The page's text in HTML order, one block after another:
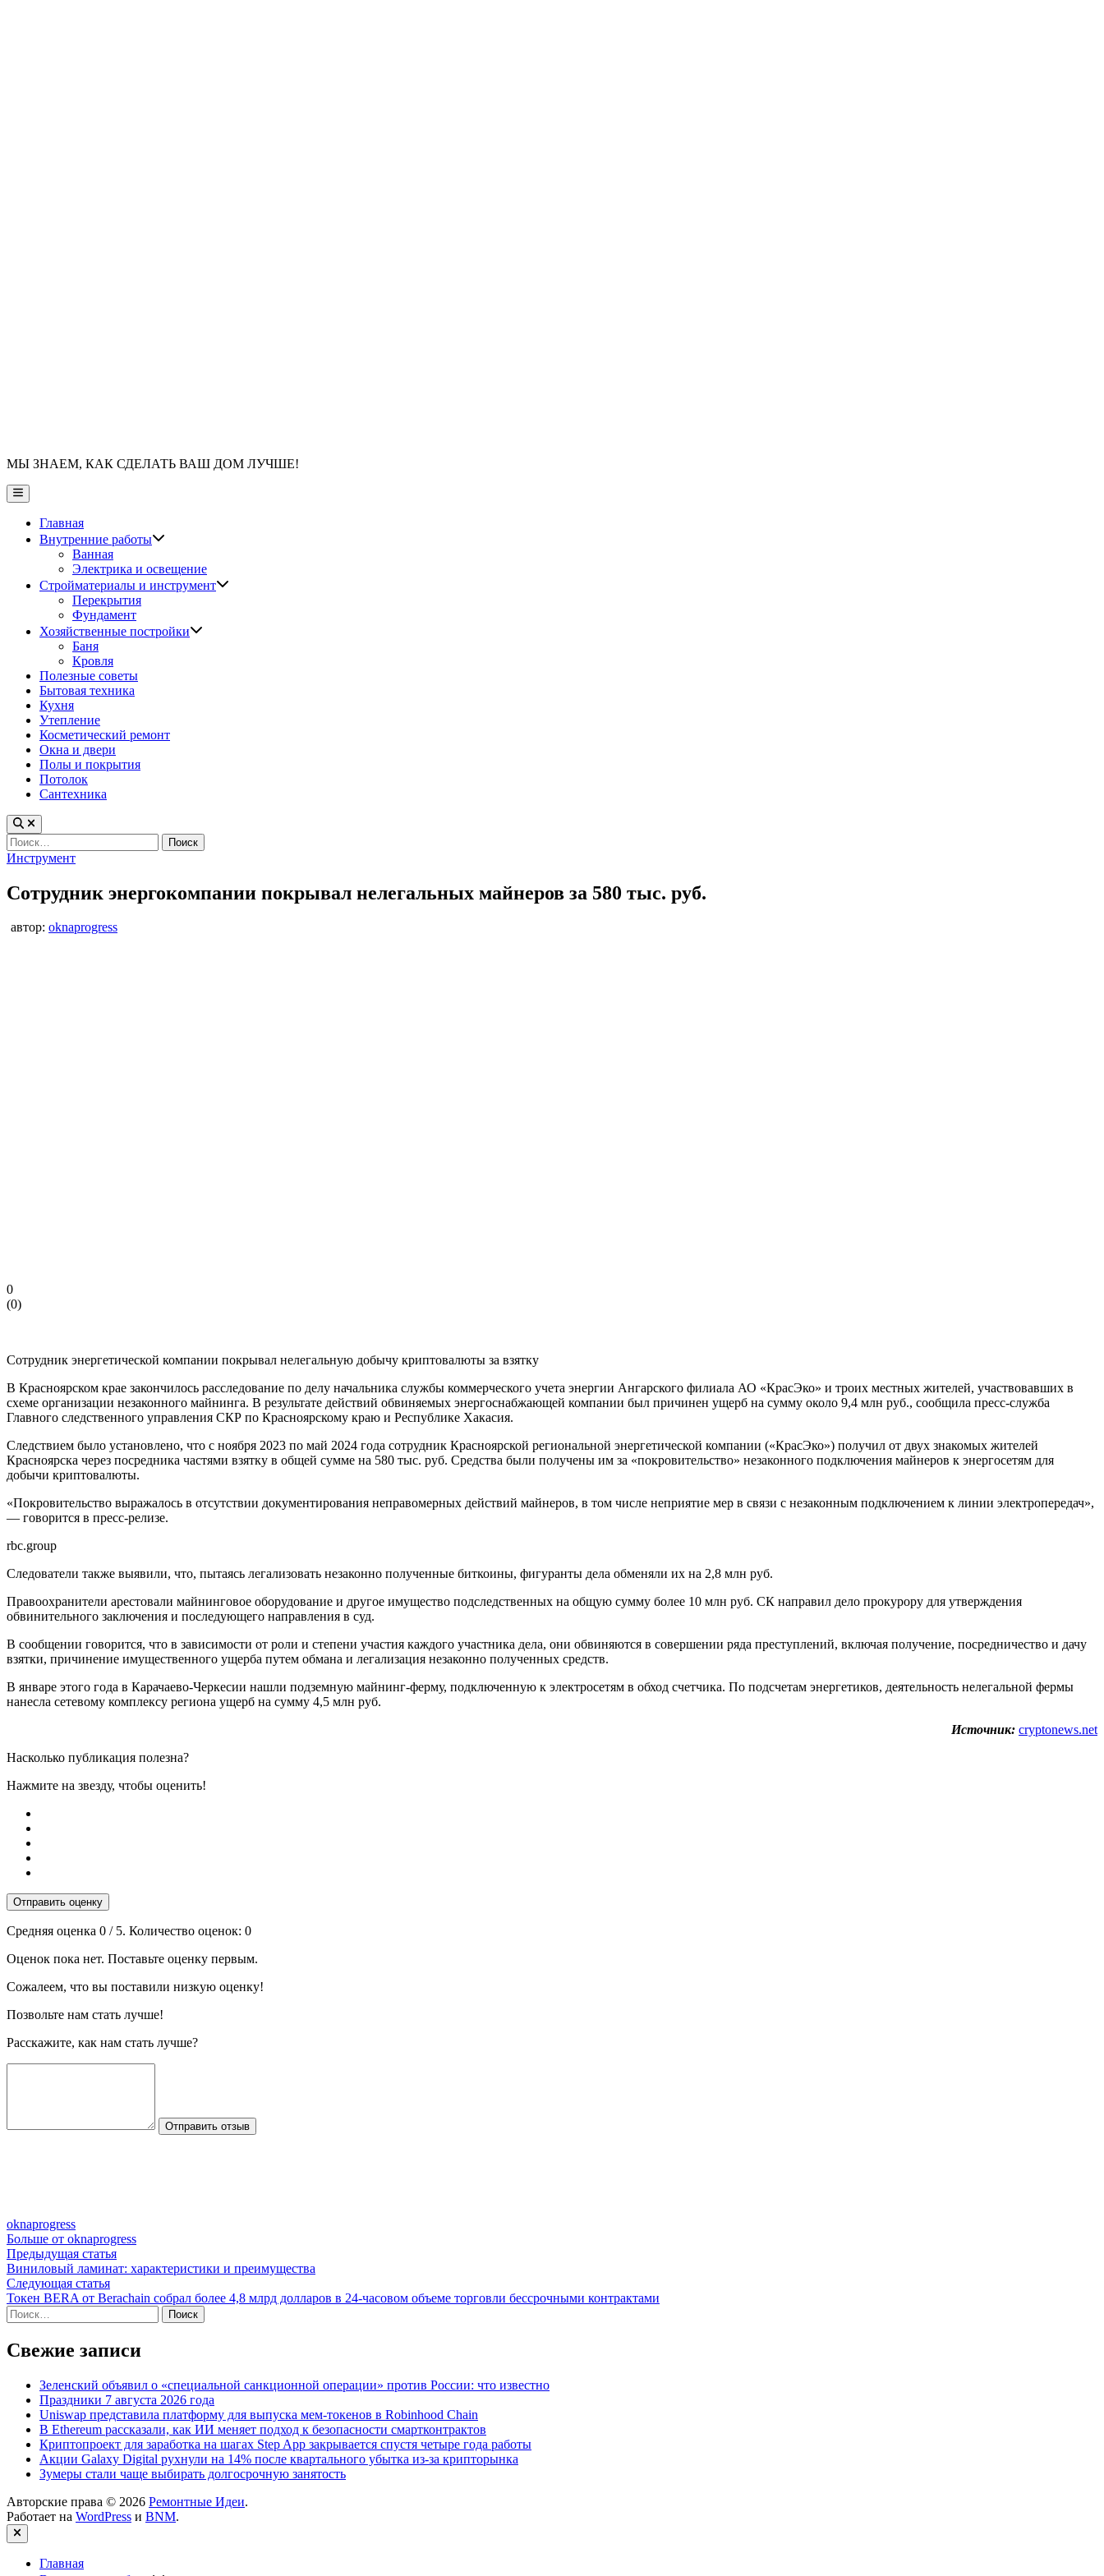
МЫ ЗНАЕМ, КАК СДЕЛАТЬ ВАШ ДОМ ЛУЧШЕ!
Главное
меню
Главная
Внутренние работы
Ванная
Электрика и освещение
Стройматериалы и инструмент
Перекрытия
Фундамент
Хозяйственные постройки
Баня
Кровля
Полезные советы
Бытовая техника
Кухня
Утепление
Косметический ремонт
Окна и двери
Полы и покрытия
Потолок
Сантехника
Найти:
Опубликовано
Инструмент
Сотрудник энергокомпании покрывал нелегальных майнеров за 580 тыс. руб.
автор: oknaprogress
0
(0)
Сотрудник энергетической компании покрывал нелегальную добычу криптовалюты за взятку
В Красноярском крае закончилось расследование по делу начальника службы коммерческого учета энергии Ангарского филиала АО «КрасЭко» и троих местных жителей, участвовавших в
схеме организации незаконного майнинга. В результате действий обвиняемых энергоснабжающей компании был причинен ущерб на сумму около 9,4 млн руб., сообщила пресс-служба
Главного следственного управления СКР по Красноярскому краю и Республике Хакасия.
Следствием было установлено, что с ноября 2023 по май 2024 года сотрудник Красноярской региональной энергетической компании («КрасЭко») получил от двух знакомых жителей
Красноярска через посредника частями взятку в общей сумме на 580 тыс. руб. Средства были получены им за «покровительство» незаконного подключения майнеров к энергосетям для
добычи криптовалюты.
«Покровительство выражалось в отсутствии документирования неправомерных действий майнеров, в том числе неприятие мер в связи с незаконным подключением к линии электропередач»,
— говорится в пресс-релизе.
rbc.group
Следователи также выявили, что, пытаясь легализовать незаконно полученные биткоины, фигуранты дела обменяли их на 2,8 млн руб.
Правоохранители арестовали майнинговое оборудование и другое имущество подследственных на общую сумму более 10 млн руб. СК направил дело прокурору для утверждения
обвинительного заключения и последующего направления в суд.
В сообщении говорится, что в зависимости от роли и степени участия каждого участника дела, они обвиняются в совершении ряда преступлений, включая получение, посредничество и дачу
взятки, причинение имущественного ущерба путем обмана и легализация незаконно полученных средств.
В январе этого года в Карачаево-Черкесии нашли подземную майнинг-ферму, подключенную к электросетям в обход счетчика. По подсчетам энергетиков, деятельность нелегальной фермы
нанесла сетевому комплексу региона ущерб на сумму 4,5 млн руб.
Источник: cryptonews.net
Насколько публикация полезна?
Нажмите на звезду, чтобы оценить!
Отправить оценку
Средняя оценка 0 / 5. Количество оценок: 0
Оценок пока нет. Поставьте оценку первым.
Сожалеем, что вы поставили низкую оценку!
Позвольте нам стать лучше!
Расскажите, как нам стать лучше?
Отправить отзыв
oknaprogress
Больше от oknaprogress
Навигация
по
записям
Предыдущая статьяПредыдущая
статья:
Виниловый ламинат: характеристики и преимущества
Следующая статьяСледующая
статья:
Токен BERA от Berachain собрал более 4,8 млрд долларов в 24-часовом объеме торговли бессрочными контрактами
Найти:
Свежие записи
Зеленский объявил о «специальной санкционной операции» против России: что известно
Праздники 7 августа 2026 года
Uniswap представила платформу для выпуска мем-токенов в Robinhood Chain
В Ethereum рассказали, как ИИ меняет подход к безопасности смартконтрактов
Криптопроект для заработка на шагах Step App закрывается спустя четыре года работы
Акции Galaxy Digital рухнули на 14% после квартального убытка из-за крипторынка
Зумеры стали чаще выбирать долгосрочную занятость
Авторские права © 2026 Ремонтные Идеи.
Работает на WordPress и BNM.
Закрыть
Главная